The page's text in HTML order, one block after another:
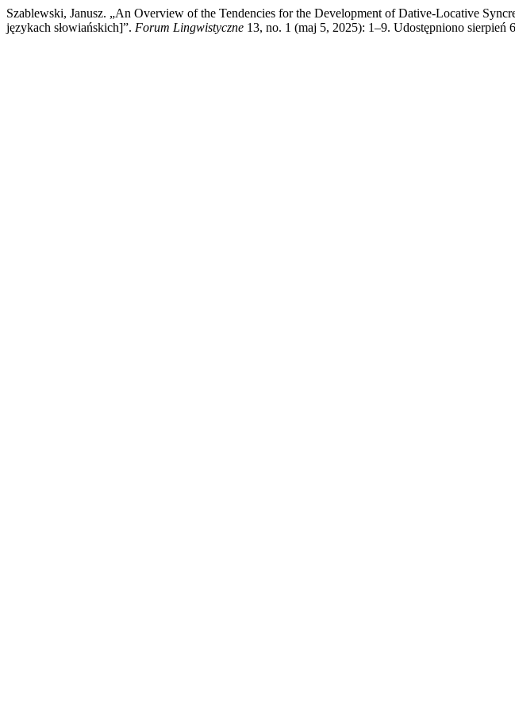
Szablewski, Janusz. „An Overview of the Tendencies for the Development of Dative-Locative
językach słowiańskich]”. Forum Lingwistyczne 13, no. 1 (maj 5, 2025): 1–9. Udostępniono